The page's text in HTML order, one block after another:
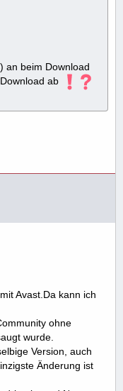
an beim Download
ab
Avast.Da kann ich
ohne
wurde.
Version, auch
Änderung ist